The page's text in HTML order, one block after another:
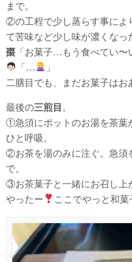
まで。
②の工程で少し蒸らす事によ
て苦味など少し味が濃くなっ
棗 「お菓子…もう食べてい〜
「…
」
二膳目でも、まだお菓子はお
最後の三煎目 。
①急須にポットのお湯を茶葉
ひと呼吸。
②お茶を湯のみに注ぐ。急須
で。
③お茶菓子と一緒にお召し上
やったー
ここでやっと和